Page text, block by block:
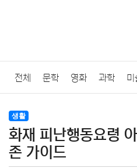
전체 문학 영화 과학 미
법률
질병 가요 방송 일상 주
생활
화재 피난행동요령
존 가이드